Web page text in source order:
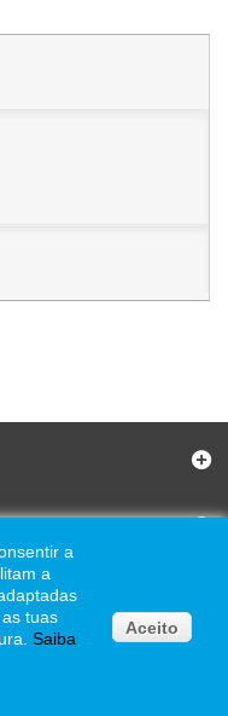
- Todos os preços
a
a
tuas
Saiba
Aceito